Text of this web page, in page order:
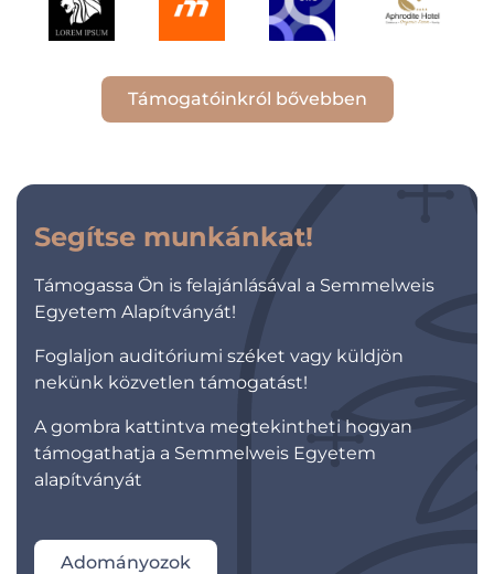
Támogatóinkról bővebben
Segítse munkánkat!
Támogassa Ön is felajánlásával a Semmelweis
Egyetem Alapítványát!
Foglaljon auditóriumi széket vagy küldjön
nekünk közvetlen támogatást!
A gombra kattintva megtekintheti hogyan
támogathatja a Semmelweis Egyetem
alapítványát
Adományozok